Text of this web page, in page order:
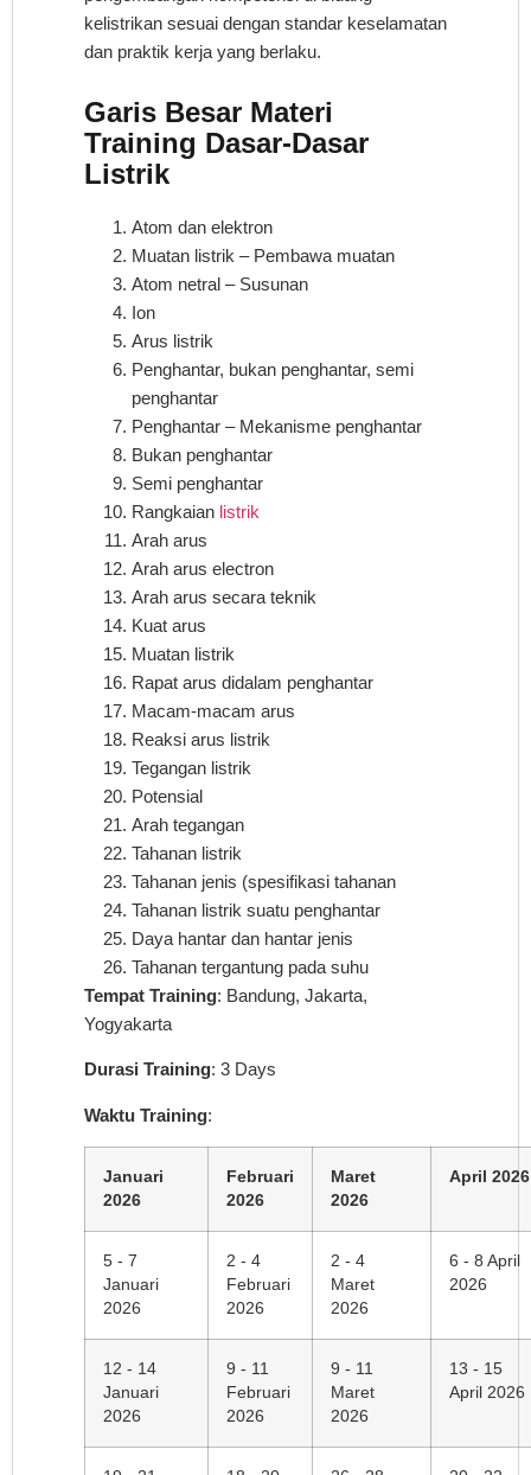
kelistrikan sesuai dengan standar keselamatan
dan praktik kerja yang berlaku.
Garis Besar Materi
Training Dasar-Dasar
Listrik
Atom dan elektron
Muatan listrik – Pembawa muatan
Atom netral – Susunan
Ion
Arus listrik
Penghantar, bukan penghantar, semi
penghantar
Penghantar – Mekanisme penghantar
Bukan penghantar
Semi penghantar
Rangkaian listrik
Arah arus
Arah arus electron
Arah arus secara teknik
Kuat arus
Muatan listrik
Rapat arus didalam penghantar
Macam-macam arus
Reaksi arus listrik
Tegangan listrik
Potensial
Arah tegangan
Tahanan listrik
Tahanan jenis (spesifikasi tahanan
Tahanan listrik suatu penghantar
Daya hantar dan hantar jenis
Tahanan tergantung pada suhu
Tempat Training: Bandung, Jakarta,
Yogyakarta
Durasi Training: 3 Days
Waktu Training:
Januari
2026
Februari
2026
Maret
2026
April 2026
5 - 7
Januari
2026
2 - 4
Februari
2026
2 - 4
Maret
2026
6 - 8 April
2026
12 - 14
Januari
2026
9 - 11
Februari
2026
9 - 11
Maret
2026
13 - 15
April 2026